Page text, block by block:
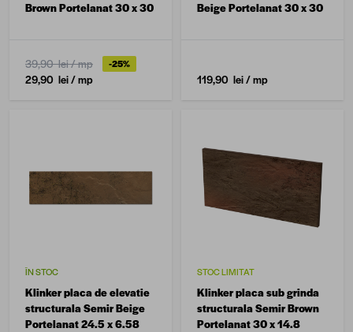
Brown Portelanat 30 x 30
39,90 lei/ mp -25%
29,90 lei/ mp
Beige Portelanat 30 x 30
119,90 lei/ mp
ÎN STOC
Klinker placa de elevatie
structurala Semir Beige
Portelanat 24.5 x 6.58
STOC LIMITAT
Klinker placa sub grinda
structurala Semir Brown
Portelanat 30 x 14.8